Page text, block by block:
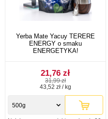
Yerba Mate Yacuy TERERE
ENERGY o smaku
ENERGETYKA!
21,76 zł
31,99 zł
43,52 zł / kg
500g